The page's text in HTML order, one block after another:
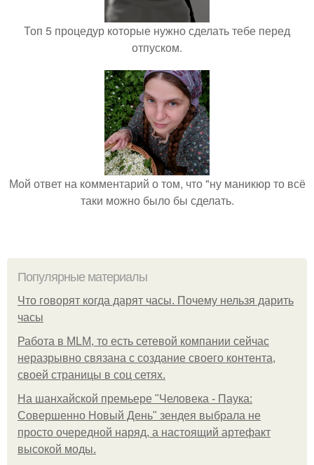
Топ 5 процедур которые нужно сделать тебе перед
отпуском.
Мой ответ на комментарий о том, что "ну маникюр то всё
таки можно было бы сделать.
Популярные материалы
Что говорят когда дарят часы. Почему нельзя дарить
часы
Работа в MLM, то есть сетевой компании сейчас
неразрывно связана с создание своего контента,
своей страницы в соц сетях.
На шанхайской премьере "Человека - Паука:
Совершенно Новый День" зендея выбрала не
просто очередной наряд, а настоящий артефакт
высокой моды.